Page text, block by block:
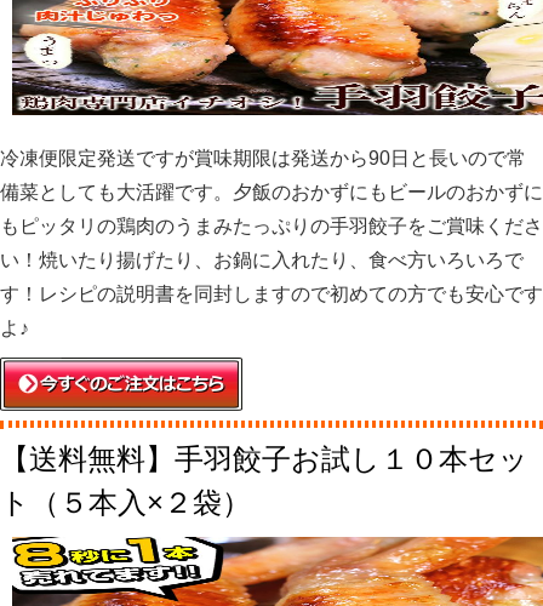
冷凍便限定発送ですが賞味期限は発送から90日と長いので常
備菜としても大活躍です。夕飯のおかずにもビールのおかずに
もピッタリの鶏肉のうまみたっぷりの手羽餃子をご賞味くださ
い！焼いたり揚げたり、お鍋に入れたり、食べ方いろいろで
す！レシピの説明書を同封しますので初めての方でも安心です
よ♪
【送料無料】手羽餃子お試し１０本セッ
ト（５本入×２袋）